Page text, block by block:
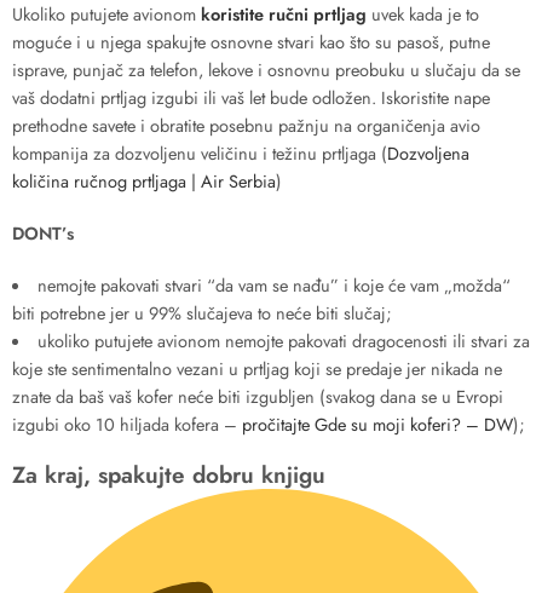
Ukoliko putujete avionom koristite ručni prtljag uvek kada je to
moguće i u njega spakujte osnovne stvari kao što su pasoš, putne
isprave, punjač za telefon, lekove i osnovnu preobuku u slučaju da se
vaš dodatni prtljag izgubi ili vaš let bude odložen. Iskoristite nape
prethodne savete i obratite posebnu pažnju na organičenja avio
kompanija za dozvoljenu veličinu i težinu prtljaga (Dozvoljena
količina ručnog prtljaga | Air Serbia)
DONT’s
nemojte pakovati stvari “da vam se nađu” i koje će vam „možda“
biti potrebne jer u 99% slučajeva to neće biti slučaj;
ukoliko putujete avionom nemojte pakovati dragocenosti ili stvari za
koje ste sentimentalno vezani u prtljag koji se predaje jer nikada ne
znate da baš vaš kofer neće biti izgubljen (svakog dana se u Evropi
izgubi oko 10 hiljada kofera – pročitajte Gde su moji koferi? – DW);
Za kraj, spakujte dobru knjigu